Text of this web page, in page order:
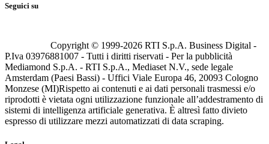
Seguici su
Copyright © 1999-2026 RTI S.p.A. Business Digital -
P.Iva 03976881007 - Tutti i diritti riservati - Per la pubblicità
Mediamond S.p.A. - RTI S.p.A., Mediaset N.V., sede legale
Amsterdam (Paesi Bassi) - Uffici Viale Europa 46, 20093 Cologno
Monzese (MI)Rispetto ai contenuti e ai dati personali trasmessi e/o
riprodotti è vietata ogni utilizzazione funzionale all’addestramento di
sistemi di intelligenza artificiale generativa. È altresì fatto divieto
espresso di utilizzare mezzi automatizzati di data scraping.